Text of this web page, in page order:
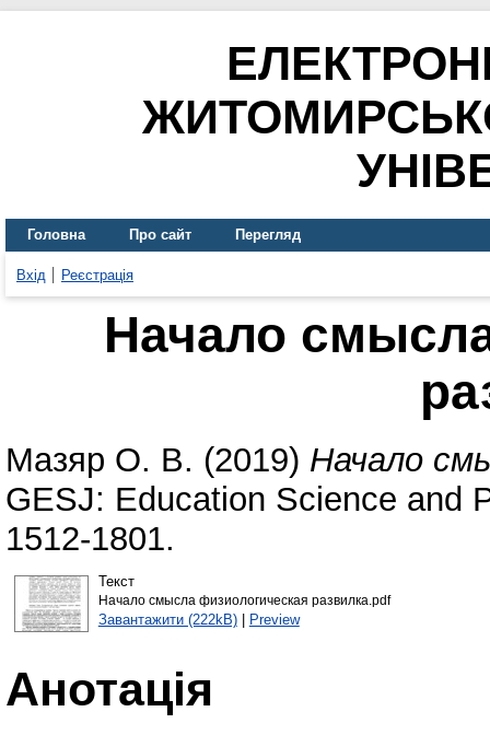
Головна Про сайт Перегляд
Вхід Реєстрація
Начало
Мазяр О. В. (2019) Начало
GESJ: Education Science
1512-1801.
Текст
Начало смысла физиологическая развилка.pdf
Завантажити (222kB)| Preview
Анотація